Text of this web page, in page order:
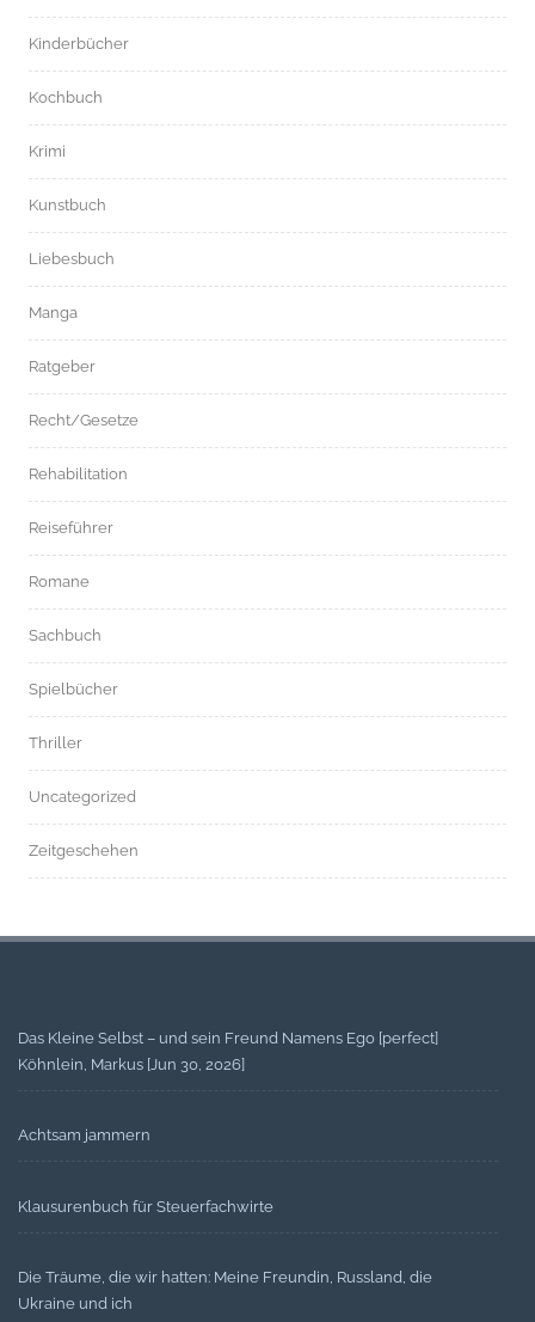
Kinderbücher
Kochbuch
Krimi
Kunstbuch
Liebesbuch
Manga
Ratgeber
Recht/Gesetze
Rehabilitation
Reiseführer
Romane
Sachbuch
Spielbücher
Thriller
Uncategorized
Zeitgeschehen
Das Kleine Selbst – und sein Freund Namens Ego [perfect]
Köhnlein, Markus [Jun 30, 2026]
Achtsam jammern
Klausurenbuch für Steuerfachwirte
Die Träume, die wir hatten: Meine Freundin, Russland, die
Ukraine und ich